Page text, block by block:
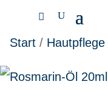
Start / Hautpflege